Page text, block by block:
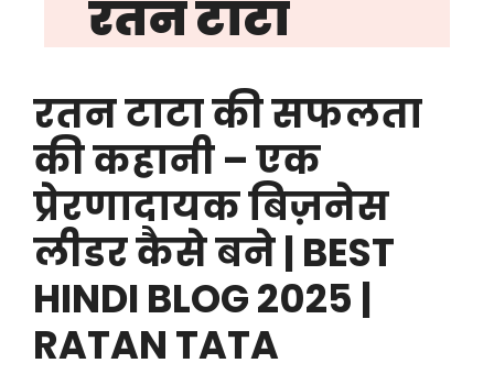
रतन टाटा
रतन टाटा की सफलता
की कहानी – एक
प्रेरणादायक बिज़नेस
लीडर कैसे बने | BEST
HINDI BLOG 2025 |
RATAN TATA